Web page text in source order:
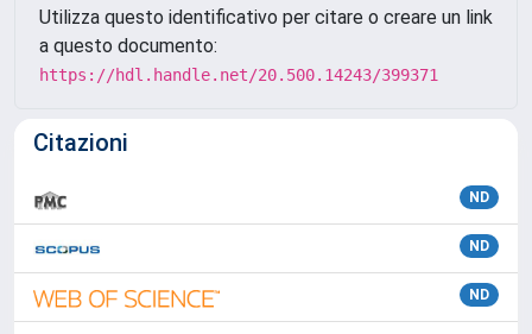
Utilizza questo identificativo per citare o creare un link
a questo documento:
https://hdl.handle.net/20.500.14243/399371
Citazioni
ND
ND
ND